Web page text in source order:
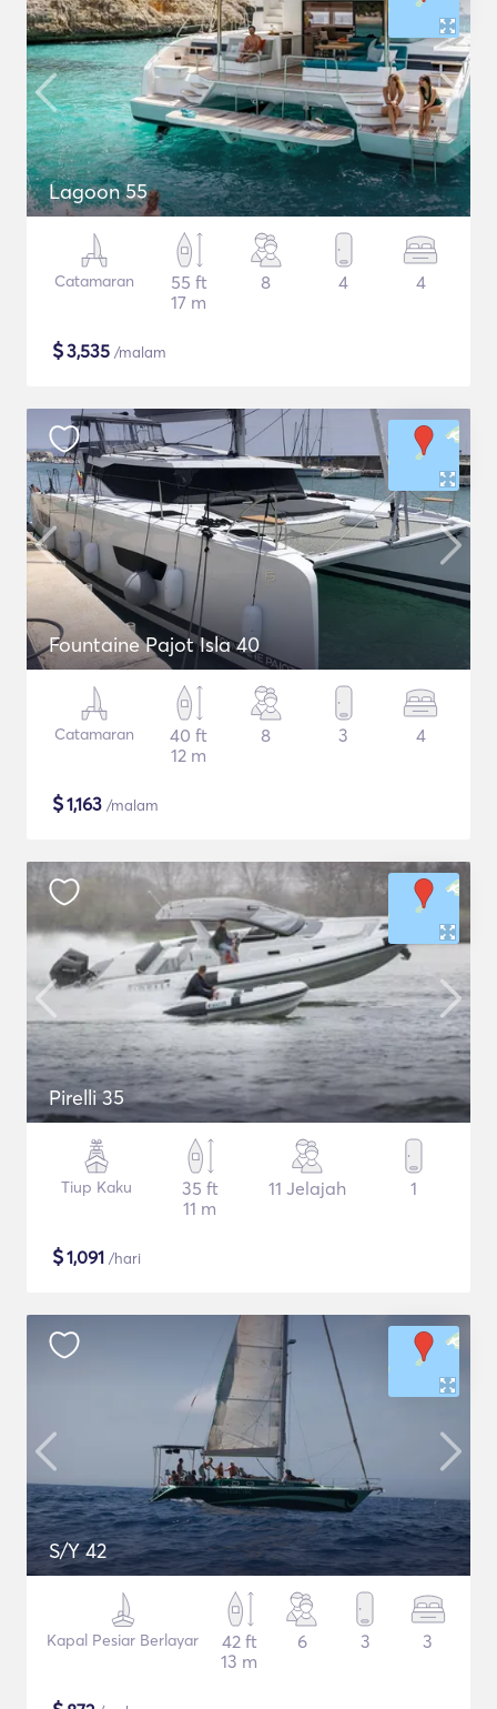
Lagoon 55
Catamaran
55 ft
17 m
8 4 4
$3,535 /malam
Fountaine Pajot Isla 40
Catamaran
40 ft
12 m
8 3 4
$1,163 /malam
Pirelli 35
Tiup Kaku
35 ft
11 m
11 Jelajah 1
$1,091 /hari
S/Y 42
Kapal Pesiar Berlayar
42 ft
13 m
6 3 3